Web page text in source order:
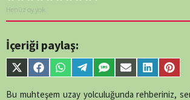
Henüz oy yok
İçeriği paylaş:
Share
on
X
Share
on
Facebook
Share
on
WhatsApp
Share
on
Telegram
Share
on
SMS
Share
on
Email
Share
on
LinkedIn
Share
on
Bu muhteşem uzay yolculuğunda rehberiniz,